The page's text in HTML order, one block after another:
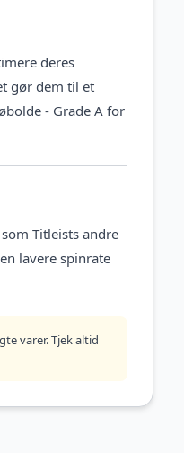
deres
gør dem til et
- Grade A for
Titleists andre
lavere spinrate
varer. Tjek altid